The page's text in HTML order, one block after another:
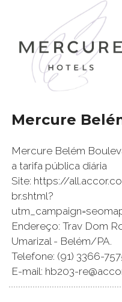
Mercure
Mercure Belém
a tarifa pública diária
Site: https://
br.shtml?
Endereço: Trav Dom
Umarizal - Belém/PA.
Telefone: (91) 3366-
E-mail: hb203-